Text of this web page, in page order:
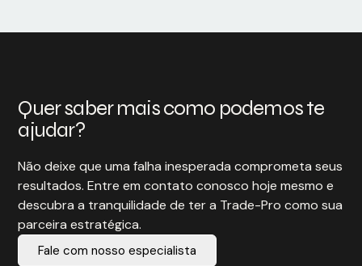
Quer saber mais como podemos te
ajudar?
Não deixe que uma falha inesperada comprometa seus
resultados. Entre em contato conosco hoje mesmo e
descubra a tranquilidade de ter a Trade-Pro como sua
parceira estratégica.
Fale com nosso especialista